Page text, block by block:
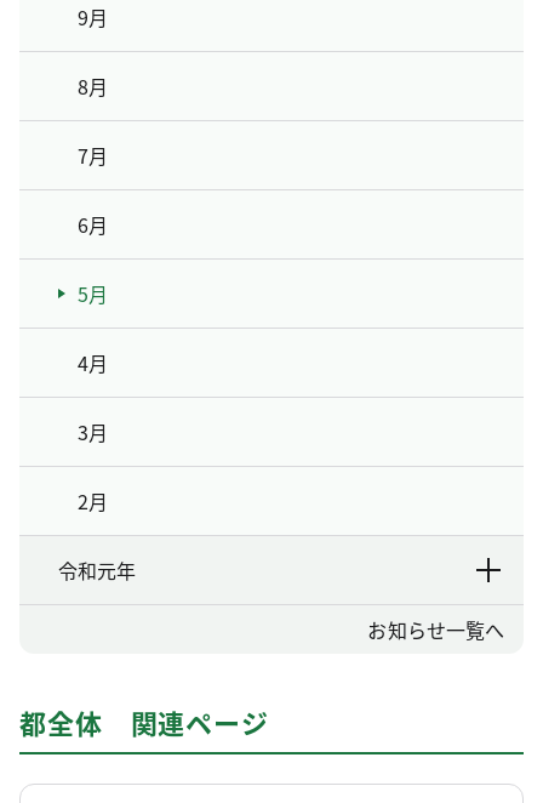
9月
8月
7月
6月
5月
4月
3月
2月
令和元年
お知らせ一覧へ
都全体 関連ページ